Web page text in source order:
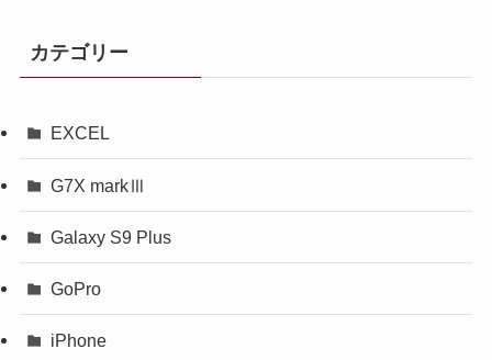
カテゴリー
EXCEL
G7X markⅢ
Galaxy S9 Plus
GoPro
iPhone